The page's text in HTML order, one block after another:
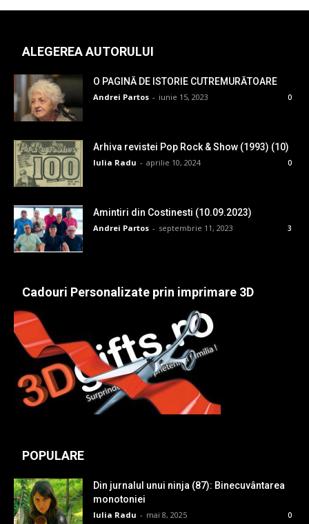
ALEGEREA AUTORULUI
O PAGINĂ DE ISTORIE CUTREMURĂTOARE
Andrei Partos - iunie 15, 2023 0
Arhiva revistei Pop Rock & Show (1993) (10)
Iulia Radu - aprilie 10, 2024 0
Amintiri din Costinesti (10.09.2023)
Andrei Partos - septembrie 11, 2023 3
Cadouri Personalizate prin imprimare 3D
POPULARE
Din jurnalul unui ninja (87): Binecuvântarea
monotoniei
Iulia Radu - mai 8, 2025 0